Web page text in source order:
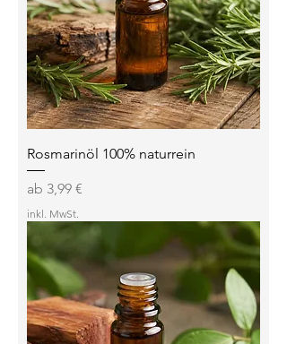
Rosmarinöl 100% naturrein
ab 3,99 €
Sale-Preis
inkl. MwSt.